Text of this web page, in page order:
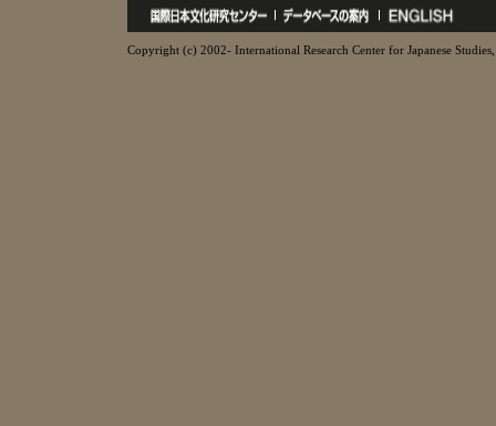
Copyright (c) 2002- International Research Center for Japanese